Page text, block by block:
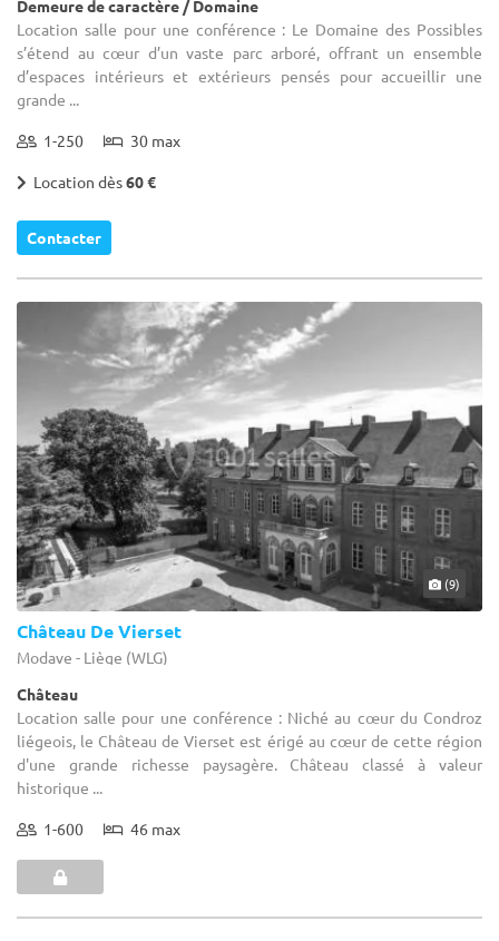
Demeure de caractère / Domaine
Location salle pour une conférence : Le Domaine des Possibles
s’étend au cœur d’un vaste parc arboré, offrant un ensemble
d’espaces intérieurs et extérieurs pensés pour accueillir une
grande ...
1-250 30 max
Location dès60 €
Contacter
(9)
Château De Vierset
Modave - Liège (WLG)
Château
Location salle pour une conférence : Niché au cœur du Condroz
liégeois, le Château de Vierset est érigé au cœur de cette région
d'une grande richesse paysagère. Château classé à valeur
historique ...
1-600 46 max